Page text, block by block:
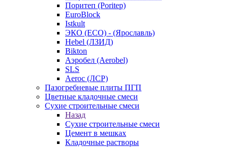
Поритеп (Poritep)
EuroBlock
Istkult
ЭКО (ECO) - (Ярославль)
Hebel (ЛЗИД)
Bikton
Аэробел (Aerobel)
SLS
Aeroc (ЛСР)
Пазогребневые плиты ПГП
Цветные кладочные смеси
Сухие строительные смеси
Назад
Сухие строительные смеси
Цемент в мешках
Кладочные растворы